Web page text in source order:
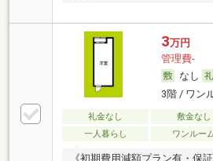
3万円
管理費-
なし
3階 / ワン
礼金なし 敷金なし
一人暮らし
ワンルー
《初期費用減額プラン有・保